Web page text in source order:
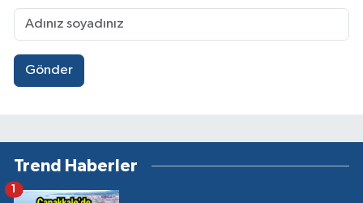
Gönder
Trend Haberler
1